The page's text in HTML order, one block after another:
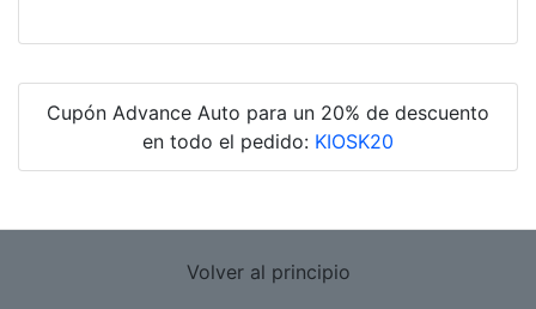
Cupón Advance Auto para un 20% de descuento
en todo el pedido: KIOSK20
Volver al principio